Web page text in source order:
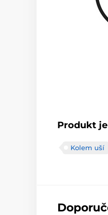
Produkt
Kolem uší